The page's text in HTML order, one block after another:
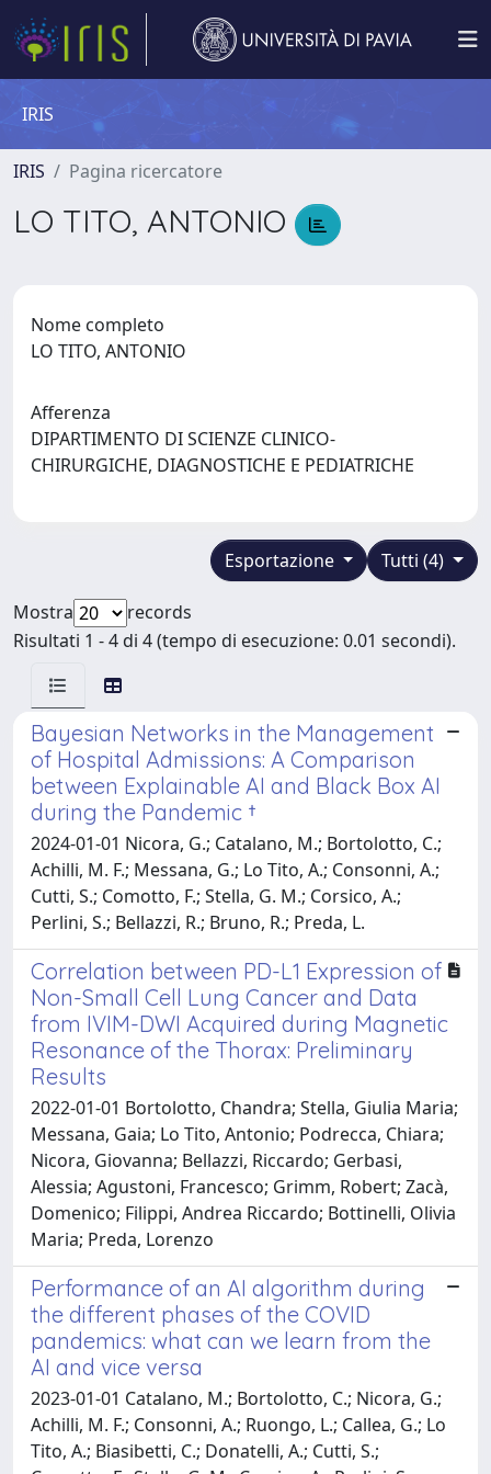
IRIS
IRIS Pagina ricercatore
LO TITO, ANTONIO
Nome completo
LO TITO, ANTONIO
Afferenza
DIPARTIMENTO DI SCIENZE CLINICO-
CHIRURGICHE, DIAGNOSTICHE E PEDIATRICHE
Tutti (4)
Esportazione
Mostra
records
Risultati 1 - 4 di 4 (tempo di esecuzione: 0.01 secondi).
Bayesian Networks in the Management
of Hospital Admissions: A Comparison
between Explainable AI and Black Box AI
during the Pandemic †
2024-01-01 Nicora, G.; Catalano, M.; Bortolotto, C.;
Achilli, M. F.; Messana, G.; Lo Tito, A.; Consonni, A.;
Cutti, S.; Comotto, F.; Stella, G. M.; Corsico, A.;
Perlini, S.; Bellazzi, R.; Bruno, R.; Preda, L.
Correlation between PD-L1 Expression of
Non-Small Cell Lung Cancer and Data
from IVIM-DWI Acquired during Magnetic
Resonance of the Thorax: Preliminary
Results
2022-01-01 Bortolotto, Chandra; Stella, Giulia Maria;
Messana, Gaia; Lo Tito, Antonio; Podrecca, Chiara;
Nicora, Giovanna; Bellazzi, Riccardo; Gerbasi,
Alessia; Agustoni, Francesco; Grimm, Robert; Zacà,
Domenico; Filippi, Andrea Riccardo; Bottinelli, Olivia
Maria; Preda, Lorenzo
Performance of an AI algorithm during
the different phases of the COVID
pandemics: what can we learn from the
AI and vice versa
2023-01-01 Catalano, M.; Bortolotto, C.; Nicora, G.;
Achilli, M. F.; Consonni, A.; Ruongo, L.; Callea, G.; Lo
Tito, A.; Biasibetti, C.; Donatelli, A.; Cutti, S.;